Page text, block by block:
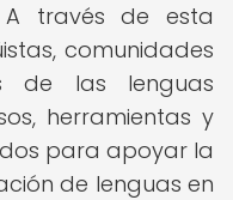
A través de esta
comunidades
de las lenguas
herramientas y
para apoyar la
de lenguas en